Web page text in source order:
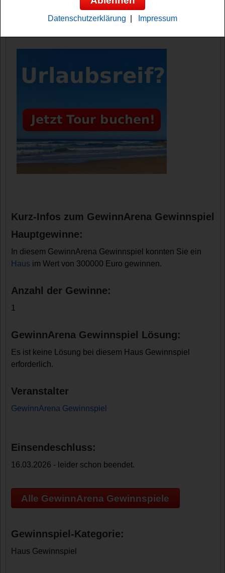
Anzeige:
Kurz-Infos zum GewinnArena Gewinnspiel
Hauptgewinne:
In diesem GewinnArena Gewinnspiel konnten Sie ein
Haus im Wert von 300000 Euro gewinnen.
Anzahl der Gewinne:
1
GewinnArena Gewinnspiel Lösung:
Es ist keine Lösung bei diesem Haus Gewinnspiel
erforderlich.
Veranstalter
GewinnArena Gewinnspiel
Einsendeschluss:
16.03.2026 - leider schon beendet.
Alle GewinnArena Gewinnspiele
Gewinnspiel-Kategorie:
Haus Gewinnspiel
Datenschutzerklärung Impressum